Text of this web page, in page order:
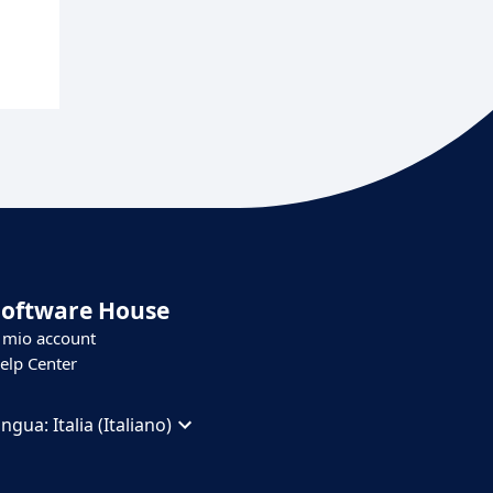
House
account
Center
Italia (Italiano)